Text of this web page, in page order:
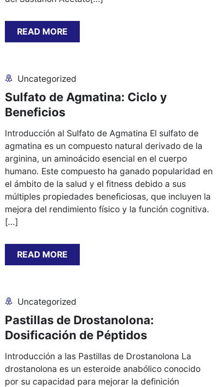
READ MORE
Uncategorized
Sulfato de Agmatina: Ciclo y
Beneficios
Introducción al Sulfato de Agmatina El sulfato de
agmatina es un compuesto natural derivado de la
arginina, un aminoácido esencial en el cuerpo
humano. Este compuesto ha ganado popularidad en
el ámbito de la salud y el fitness debido a sus
múltiples propiedades beneficiosas, que incluyen la
mejora del rendimiento físico y la función cognitiva.
[...]
READ MORE
Uncategorized
Pastillas de Drostanolona:
Dosificación de Péptidos
Introducción a las Pastillas de Drostanolona La
drostanolona es un esteroide anabólico conocido
por su capacidad para mejorar la definición